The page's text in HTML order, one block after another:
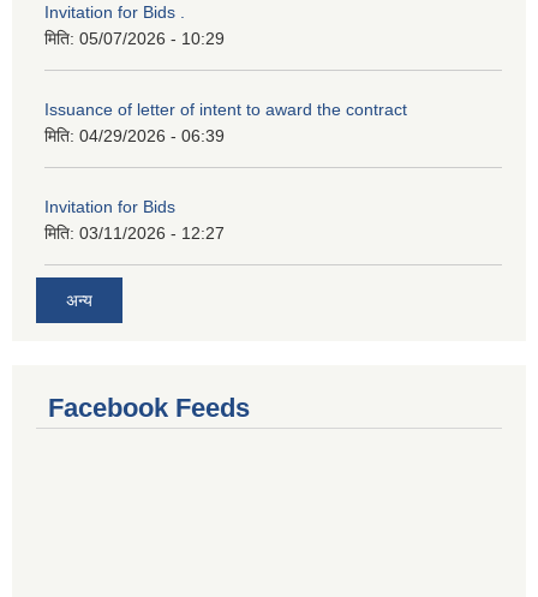
Invitation for Bids .
मिति: 05/07/2026 - 10:29
Issuance of letter of intent to award the contract
मिति: 04/29/2026 - 06:39
Invitation for Bids
मिति: 03/11/2026 - 12:27
अन्य
Facebook Feeds